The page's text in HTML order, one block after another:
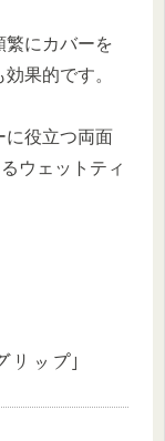
繁にカバーを
果的です。
に役立つ両面
ウェットティ
ップ」